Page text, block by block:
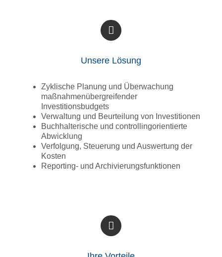
Unsere Lösung
Zyklische Planung und Überwachung
maßnahmenübergreifender
Investitionsbudgets
Verwaltung und Beurteilung von Investitionen
Buchhalterische und controllingorientierte
Abwicklung
Verfolgung, Steuerung und Auswertung der
Kosten
Reporting- und Archivierungsfunktionen